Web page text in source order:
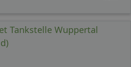
Tankstelle Wuppertal